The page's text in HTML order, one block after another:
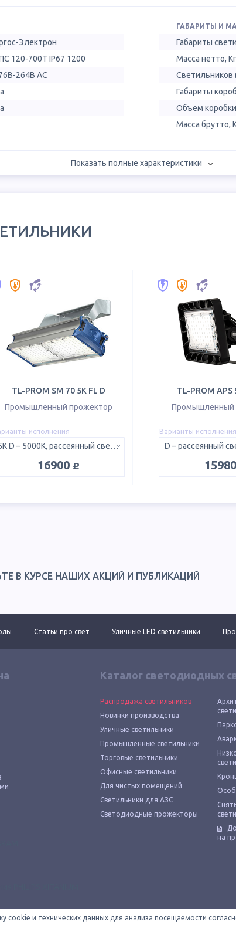
Электрон
120-700Т IP67 1200
264B AC
ГАБАРИТЫ И
Габариты
Масса нетто, Кг
Светильников
Габариты
Объем
Масса брутто,
Показать полные характеристики
TL-PROM SM 70 5K FL D
Промышленный прожектор
исполнения
5K D – 5000K, рассеянный свет 120°
16900 руб.
TL-PROM APS
Промышленный
Варианты исполнения
D – рассеянный
15980
В КУРСЕ НАШИХ АКЦИЙ И ПУБЛИКАЦИЙ
Статьи про свет Уличные LED светильники
Каталог светодиодных
Распродажа светильников
Новинки производства
Уличные светильники
Промышленные светильники
Торговые светильники
Офисные светильники
Для чистых помещений
Светильники для АЗС
Светодиодные прожекторы
на
— официальный магазин светодиодных светильников
cookie и технических данных для анализа посещаемости